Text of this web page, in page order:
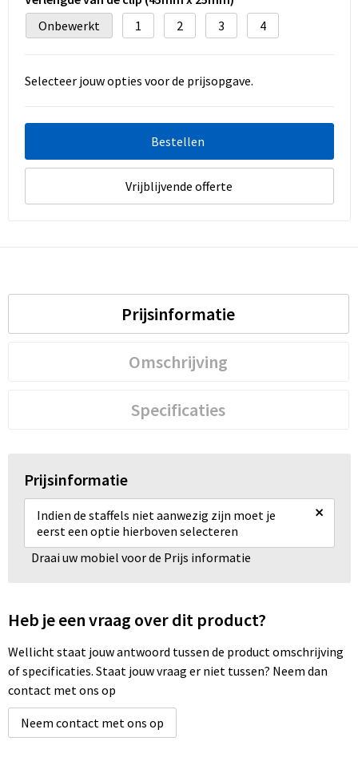
Onbewerkt
1 2 3 4
Selecteer jouw opties voor de prijsopgave.
Bestellen
Vrijblijvende offerte
Prijsinformatie
Omschrijving
Specificaties
Prijsinformatie
Indien de staffels niet aanwezig zijn moet je
eerst een optie hierboven selecteren
×
Draai uw mobiel voor de Prijs informatie
Heb je een vraag over dit product?
Wellicht staat jouw antwoord tussen de product omschrijving
of specificaties. Staat jouw vraag er niet tussen? Neem dan
contact met ons op
Neem contact met ons op